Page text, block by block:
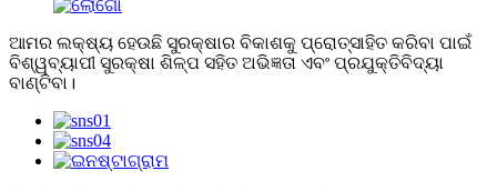
ଆମର ଲକ୍ଷ୍ୟ ହେଉଛି ସୁରକ୍ଷାର ବିକାଶକୁ ପ୍ରୋତ୍ସାହିତ କରିବା ପାଇଁ
ବିଶ୍ୱବ୍ୟାପୀ ସୁରକ୍ଷା ଶିଳ୍ପ ସହିତ ଅଭିଜ୍ଞତା ଏବଂ ପ୍ରଯୁକ୍ତିବିଦ୍ୟା
ବାଣ୍ଟିବା।